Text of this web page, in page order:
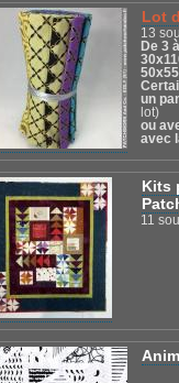
Lot
13
De 3
un
lot)
ou
avec
Kits
11